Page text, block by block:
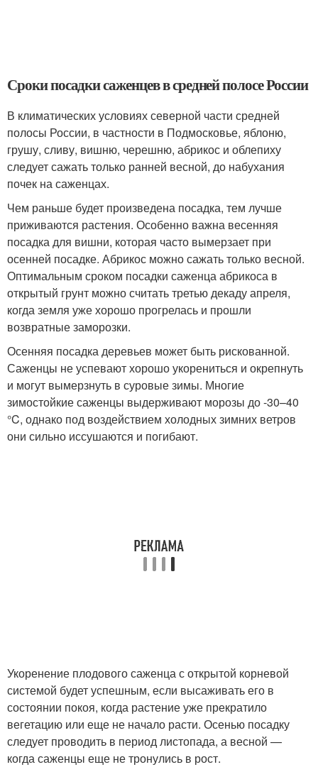
Сроки посадки саженцев в средней полосе России
В климатических условиях северной части средней
полосы России, в частности в Подмосковье, яблоню,
грушу, сливу, вишню, черешню, абрикос и облепиху
следует сажать только ранней весной, до набухания
почек на саженцах.
Чем раньше будет произведена посадка, тем лучше
приживаются растения. Особенно важна весенняя
посадка для вишни, которая часто вымерзает при
осенней посадке. Абрикос можно сажать только весной.
Оптимальным сроком посадки саженца абрикоса в
открытый грунт можно считать третью декаду апреля,
когда земля уже хорошо прогрелась и прошли
возвратные заморозки.
Осенняя посадка деревьев может быть рискованной.
Саженцы не успевают хорошо укорениться и окрепнуть
и могут вымерзнуть в суровые зимы. Многие
зимостойкие саженцы выдерживают морозы до -30–40
°C, однако под воздействием холодных зимних ветров
они сильно иссушаются и погибают.
Укоренение плодового саженца с открытой корневой
системой будет успешным, если высаживать его в
состоянии покоя, когда растение уже прекратило
вегетацию или еще не начало расти. Осенью посадку
следует проводить в период листопада, а весной —
когда саженцы еще не тронулись в рост.